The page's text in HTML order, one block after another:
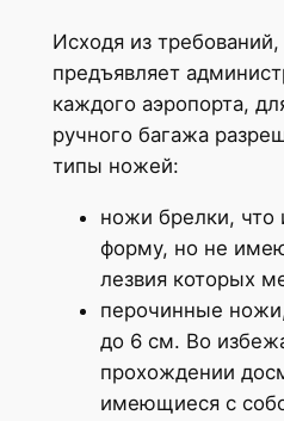
Исходя из
предъявляет
каждого аэропорта,
ручного багажа
типы ножей:
ножи брелки,
форму, но не
лезвия которых
перочинные
до 6 см. Во
прохождении
имеющиеся с